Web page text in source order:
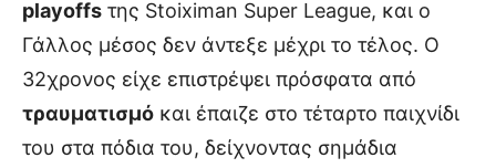
playoffs της Stoiximan Super League, και ο
Γάλλος μέσος δεν άντεξε μέχρι το τέλος. Ο
32χρονος είχε επιστρέψει πρόσφατα από
τραυματισμό και έπαιζε στο τέταρτο παιχνίδι
του στα πόδια του, δείχνοντας σημάδια